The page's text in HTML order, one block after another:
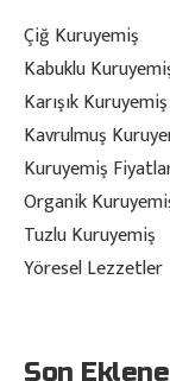
Çiğ Kuruyemiş
Kabuklu
Karışık Kuruyemiş
Kavrulmuş
Kuruyemiş
Organik
Tuzlu Kuruyemiş
Yöresel Lezzetler
Son